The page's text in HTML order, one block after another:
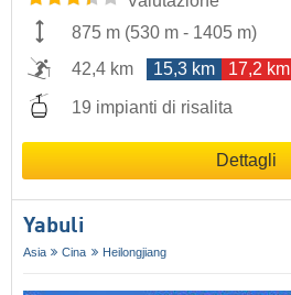
875 m (530 m - 1405 m)
42,4 km
15,3 km 17,2 km
19 impianti di risalita
Dettagli
Yabuli
Asia Cina Heilongjiang